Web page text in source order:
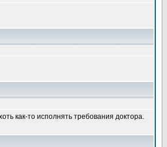
как-то исполнять требования доктора.